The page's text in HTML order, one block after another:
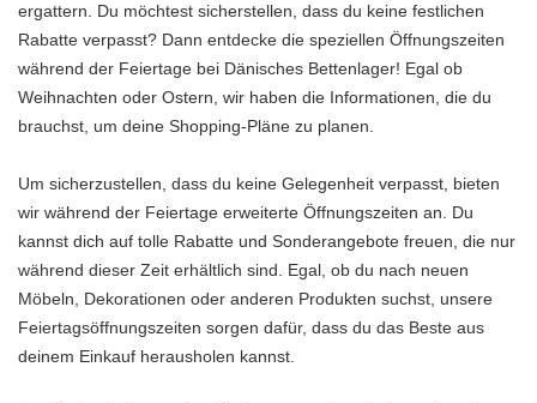
ergattern. Du möchtest sicherstellen, dass du keine festlichen
Rabatte verpasst? Dann entdecke die speziellen Öffnungszeiten
während der Feiertage bei Dänisches Bettenlager! Egal ob
Weihnachten oder Ostern, wir haben die Informationen, die du
brauchst, um deine Shopping-Pläne zu planen.
Um sicherzustellen, dass du keine Gelegenheit verpasst, bieten
wir während der Feiertage erweiterte Öffnungszeiten an. Du
kannst dich auf tolle Rabatte und Sonderangebote freuen, die nur
während dieser Zeit erhältlich sind. Egal, ob du nach neuen
Möbeln, Dekorationen oder anderen Produkten suchst, unsere
Feiertagsöffnungszeiten sorgen dafür, dass du das Beste aus
deinem Einkauf herausholen kannst.